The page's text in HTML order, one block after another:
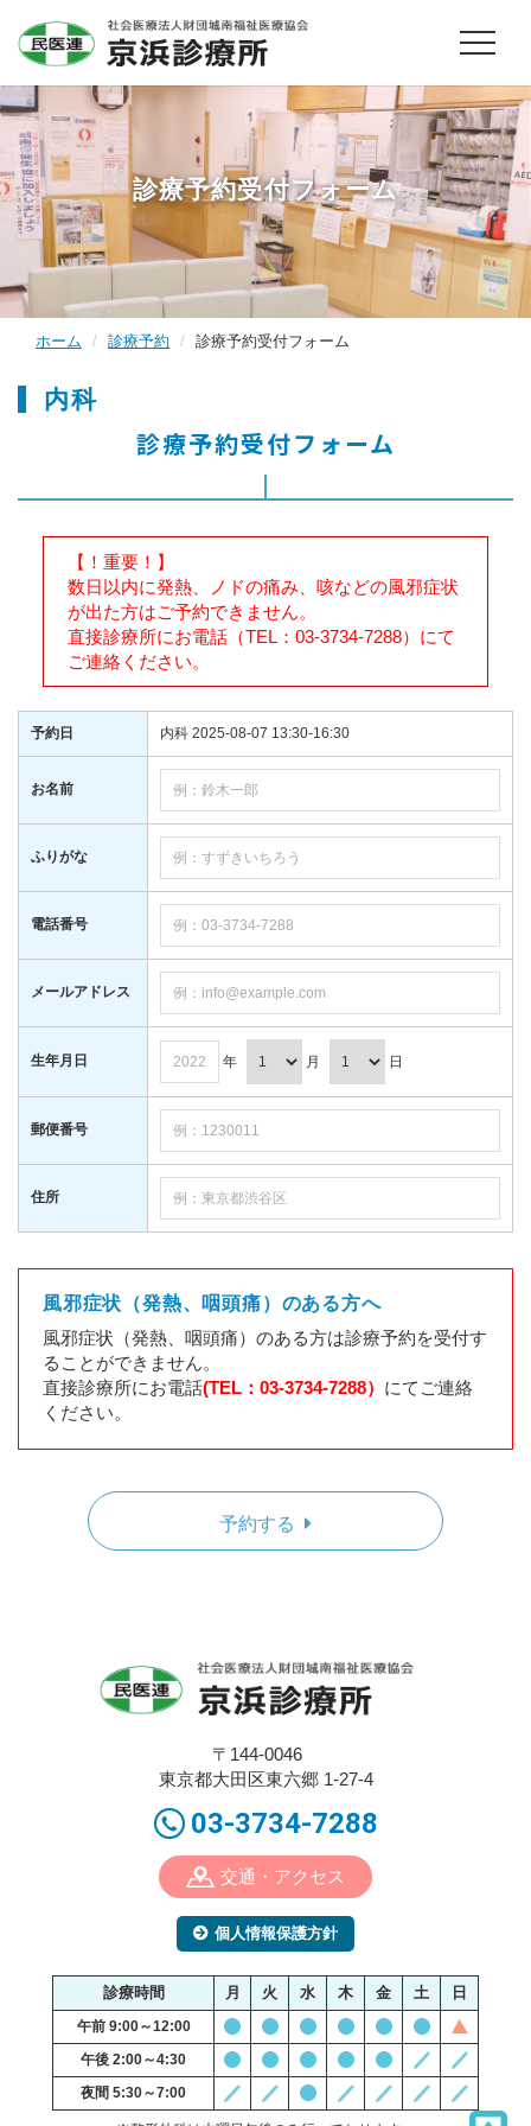
診療予約受付フォーム
ホーム 診療予約 診療予約受付フォーム
内科
診療予約受付フォーム
【！重要！】
数日以内に発熱、ノドの痛み、咳などの風邪症状
が出た方はご予約できません。
直接診療所にお電話（TEL：03-3734-7288）にて
ご連絡ください。
予約日 内科 2025-08-07 13:30-16:30
お名前
ふりがな
電話番号
メールアドレス
生年月日 年 月 日
郵便番号
住所
風邪症状（発熱、咽頭痛）のある方へ
風邪症状（発熱、咽頭痛）のある方は診療予約を受付す
ることができません。
直接診療所にお電話(TEL：03-3734-7288） にてご連絡
ください。
予約する
〒144-0046
東京都大田区東六郷 1-27-4
03-3734-7288
交通・アクセス
個人情報保護方針
診療時間 月 火 水 木 金 土 日
午前 9:00～12:00
午後 2:00～4:30
夜間 5:30～7:00